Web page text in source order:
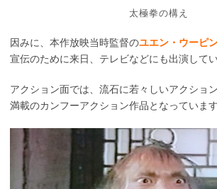
太極拳の構え
因みに、本作放映当時監督のユエン・ウーピ
宣伝のために来日、テレビなどにも出演してい
アクション面では、流石に若々しいアクショ
満載のカンフーアクション作品となっています